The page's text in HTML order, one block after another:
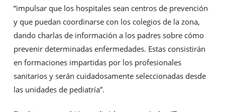
“impulsar que los hospitales sean centros de prevención
y que puedan coordinarse con los colegios de la zona,
dando charlas de información a los padres sobre cómo
prevenir determinadas enfermedades. Estas consistirán
en formaciones impartidas por los profesionales
sanitarios y serán cuidadosamente seleccionadas desde
las unidades de pediatría”.